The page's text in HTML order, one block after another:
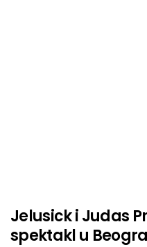
Jelusick i Judas
spektakl u